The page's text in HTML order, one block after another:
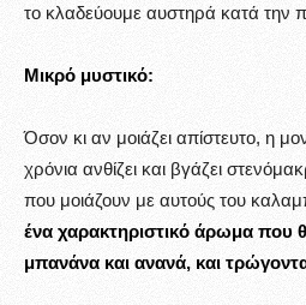
το κλαδεύουμε αυστηρά κατά την
Μικρό μυστικό:
Όσον κι αν μοιάζει απίστευτο, η
χρόνια ανθίζει και βγάζει
που μοιάζουν με αυτούς του
ένα χαρακτηριστικό άρωμα που
μπανάνα και ανανά, και